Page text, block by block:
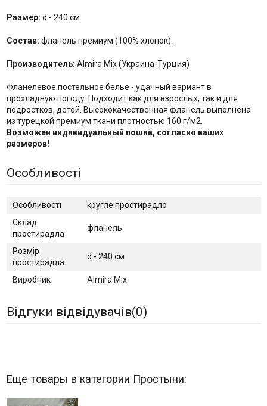
Размер: d - 240 см
Состав: фланель премиум (100% хлопок).
Производитель: Almira Mix (Украина-Турция)
Фланелевое постельное белье - удачный вариант в
прохладную погоду. Подходит как для взрослых, так и для
подростков, детей. Высококачественная фланель выполнена
из турецкой премиум ткани плотностью 160 г/м2.
Возможен индивидуальный пошив, согласно ваших
размеров!
Особливості
Особливості
кругле простирадло
Склад
простирадла
фланель
Розмір
простирадла
d - 240 см
Виробник Almira Mix
Відгуки відвідувачів(0)
Еще товары в категории Простыни: